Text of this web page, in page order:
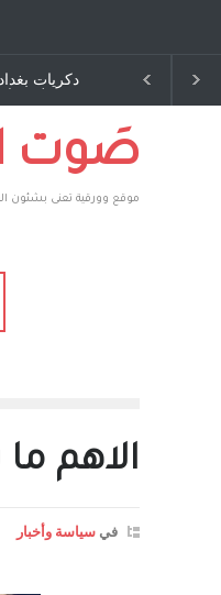
دكريات بغداد
:وليد
الولايات
طاحنة كتب
يوسف يقهر
صَوت
موقع وورقية تعنى بشئون
الاهم
في سياسة وأخبار